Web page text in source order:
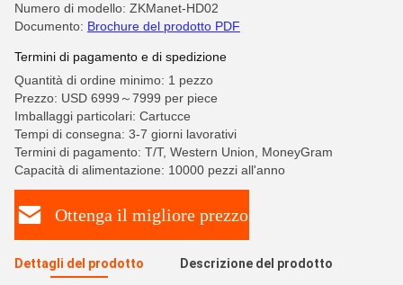
Numero di modello: ZKManet-HD02
Documento: Brochure del prodotto PDF
Termini di pagamento e di spedizione
Quantità di ordine minimo: 1 pezzo
Prezzo: USD 6999～7999 per piece
Imballaggi particolari: Cartucce
Tempi di consegna: 3-7 giorni lavorativi
Termini di pagamento: T/T, Western Union, MoneyGram
Capacità di alimentazione: 10000 pezzi all'anno
Ottenga il migliore prezzo
Dettagli del prodotto Descrizione del prodotto